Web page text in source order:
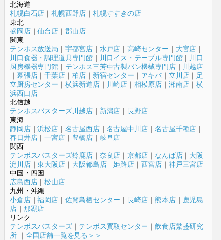
北海道
札幌白石店｜ 札幌西野店｜ 札幌すすきの店
東北
盛岡店｜ 仙台店｜ 郡山店
関東
テンポス放送局 ｜ 宇都宮店｜ 水戸店｜ 高崎センター ｜ 大宮店｜
川口食器・調理道具専門館｜ 川口イス・テーブル専門館｜ 川口
厨房機器専門館｜ テンポス三芳中古製パン機械専門店｜ 川越店
｜ 幕張店｜ 千葉店｜ 柏店｜ 新宿センター ｜ アキバ｜ 立川店｜ 足
立厨房センター ｜ 横浜新道店｜ 川崎店｜ 相模原店｜ 湘南店｜ 横
浜西口店
北信越
テンポスバスターズ川越店｜ 新潟店｜ 長野店
東海
静岡店｜ 浜松店｜ 名古屋西店｜ 名古屋中川店｜ 名古屋千種店｜
春日井店｜ 一宮店｜ 豊橋店｜ 岐阜店
関西
テンポスバスターズ鈴鹿店｜ 奈良店｜ 京都店｜ なんば店｜ 大阪
淀川店｜ 東大阪店｜ 大阪都島店｜ 姫路店｜ 西宮店｜ 神戸三宮店
中国・四国
広島西店｜ 松山店
九州・沖縄
小倉店｜ 福岡店｜ 佐賀鳥栖センター ｜ 長崎店｜ 熊本店｜ 鹿児島
店｜ 那覇店
リンク
テンポスバスターズ｜ テンポス買取センター ｜ 飲食店繁盛研究
所｜ 全国店舗一覧を見る＞＞